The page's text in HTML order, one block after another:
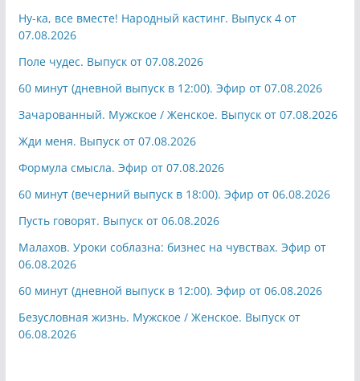
Ну-ка, все вместе! Народный кастинг. Выпуск 4 от
07.08.2026
Поле чудес. Выпуск от 07.08.2026
60 минут (дневной выпуск в 12:00). Эфир от 07.08.2026
Зачарованный. Мужское / Женское. Выпуск от 07.08.2026
Жди меня. Выпуск от 07.08.2026
Формула смысла. Эфир от 07.08.2026
60 минут (вечерний выпуск в 18:00). Эфир от 06.08.2026
Пусть говорят. Выпуск от 06.08.2026
Малахов. Уроки соблазна: бизнес на чувствах. Эфир от
06.08.2026
60 минут (дневной выпуск в 12:00). Эфир от 06.08.2026
Безусловная жизнь. Мужское / Женское. Выпуск от
06.08.2026